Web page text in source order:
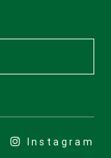
Instagram